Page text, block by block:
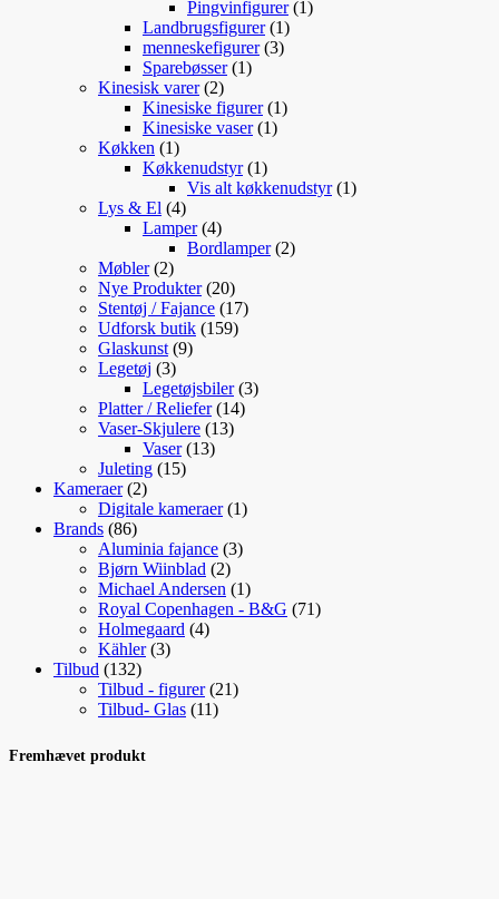
varer
Pingvinfigurer 11
Landbrugsfigurer 11
vare
menneskefigurer 33
Sparebøsser 11
Kinesisk varer 22
varer
Kinesiske figurer 11
Kinesiske vaser 11
Køkken 11
vare
Køkkenudstyr 11
vare
Vis alt køkkenudstyr 11
Lys & El 44
varer
Lamper 44
varer
Bordlamper 22
Møbler 22
varer
Nye Produkter 2020
varer
Stentøj / Fajance 1717
Udforsk butik 159159
Glaskunst 99
Legetøj 33
varer
Legetøjsbiler 33
Platter / Reliefer 1414
Vaser-Skjulere 1313
Vaser 1313
Juleting 1515
Kameraer 22
varer
Digitale kameraer 11
Brands 8686
varer
Aluminia fajance 33
Bjørn Wiinblad 22
varer
Michael Andersen 11
vare
Royal Copenhagen - B&G 7171
Holmegaard 44
Kähler 33
Tilbud 132132
varer
Tilbud - figurer 2121
Tilbud- Glas 1111
Fremhævet produkt